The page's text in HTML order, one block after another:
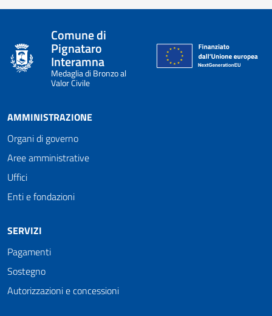
Comune di
Pignataro
Interamna
Medaglia di Bronzo al
Valor Civile
AMMINISTRAZIONE
Organi di governo
Aree amministrative
Uffici
Enti e fondazioni
SERVIZI
Pagamenti
Sostegno
Autorizzazioni e concessioni